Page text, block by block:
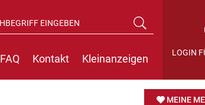
LOGIN
FAQ Kontakt Kleinanzeigen
MEINE